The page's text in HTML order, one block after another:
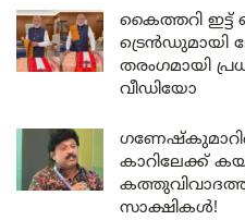
കൈത്തറി ഇട്ട്
ട്രെൻഡുമായി
തരംഗമായി
വീഡിയോ
കാറിലേക്ക്
സാക്ഷികൾ!